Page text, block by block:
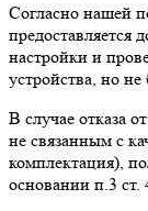
Согласно нашей
предоставляется
настройки и
устройства, но
В случае отказа
не связанным с
комплектация),
основании п.3